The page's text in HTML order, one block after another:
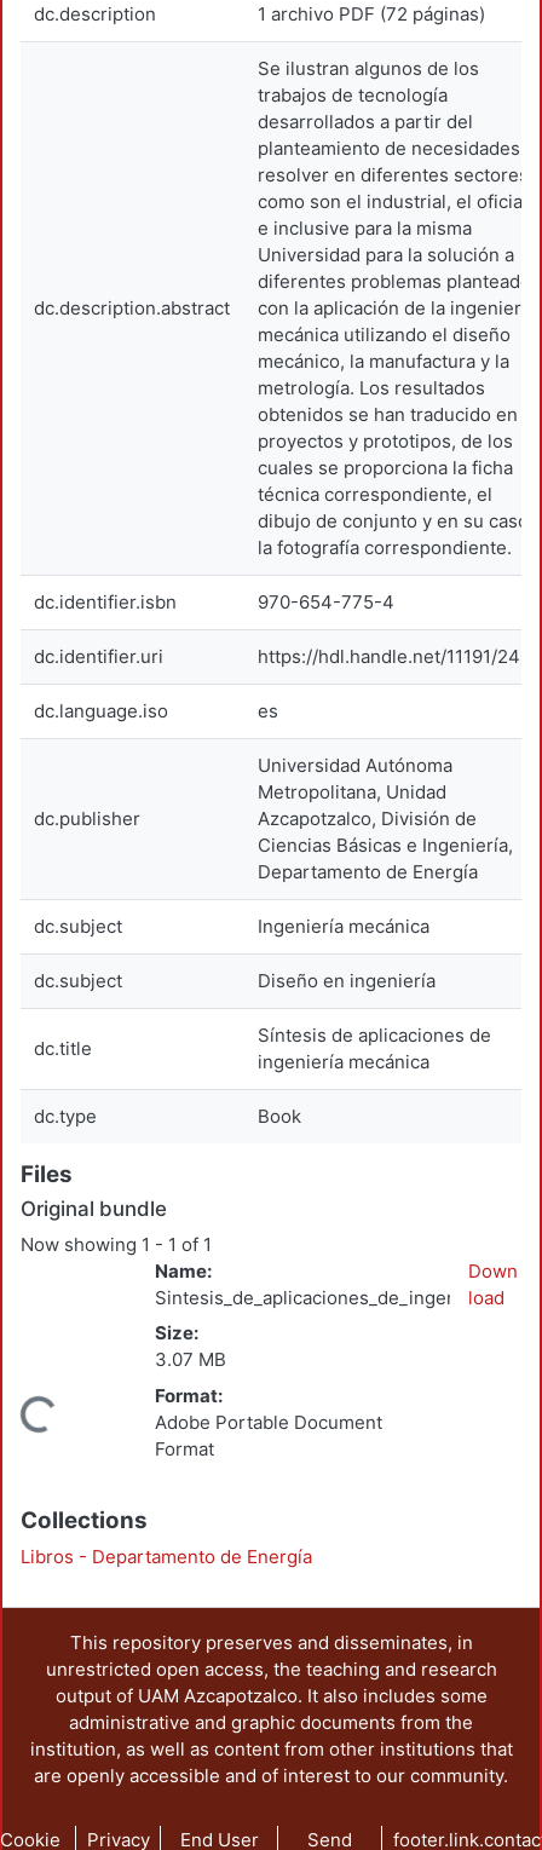
dc.description 1 archivo PDF (72 páginas)
dc.description.abstract
Se ilustran algunos de los
trabajos de tecnología
desarrollados a partir del
planteamiento de necesidades a
resolver en diferentes sectores,
como son el industrial, el oficial
e inclusive para la misma
Universidad para la solución a
diferentes problemas planteados
con la aplicación de la ingeniería
mecánica utilizando el diseño
mecánico, la manufactura y la
metrología. Los resultados
obtenidos se han traducido en
proyectos y prototipos, de los
cuales se proporciona la ficha
técnica correspondiente, el
dibujo de conjunto y en su caso
la fotografía correspondiente.
dc.identifier.isbn 970-654-775-4
dc.identifier.uri https://hdl.handle.net/11191/2468
dc.language.iso es
dc.publisher
Universidad Autónoma
Metropolitana, Unidad
Azcapotzalco, División de
Ciencias Básicas e Ingeniería,
Departamento de Energía
dc.subject Ingeniería mecánica
dc.subject Diseño en ingeniería
dc.title
Síntesis de aplicaciones de
ingeniería mecánica
dc.type Book
Files
Original bundle
Now showing 1 - 1 of 1
Loading...
Name:
Size:
3.07 MB
Format:
Adobe Portable Document
Format
Down
load
Collections
Libros - Departamento de Energía
This repository preserves and disseminates, in
unrestricted open access, the teaching and research
output of UAM Azcapotzalco. It also includes some
administrative and graphic documents from the
institution, as well as content from other institutions that
are openly accessible and of interest to our community.
Cookie Privacy End User Send